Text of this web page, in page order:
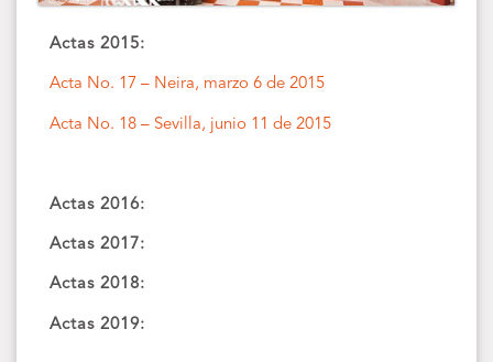
Actas 2015:
Acta No. 17 – Neira, marzo 6 de 2015
Acta No. 18 – Sevilla, junio 11 de 2015
Actas 2016:
Actas 2017:
Actas 2018:
Actas 2019: